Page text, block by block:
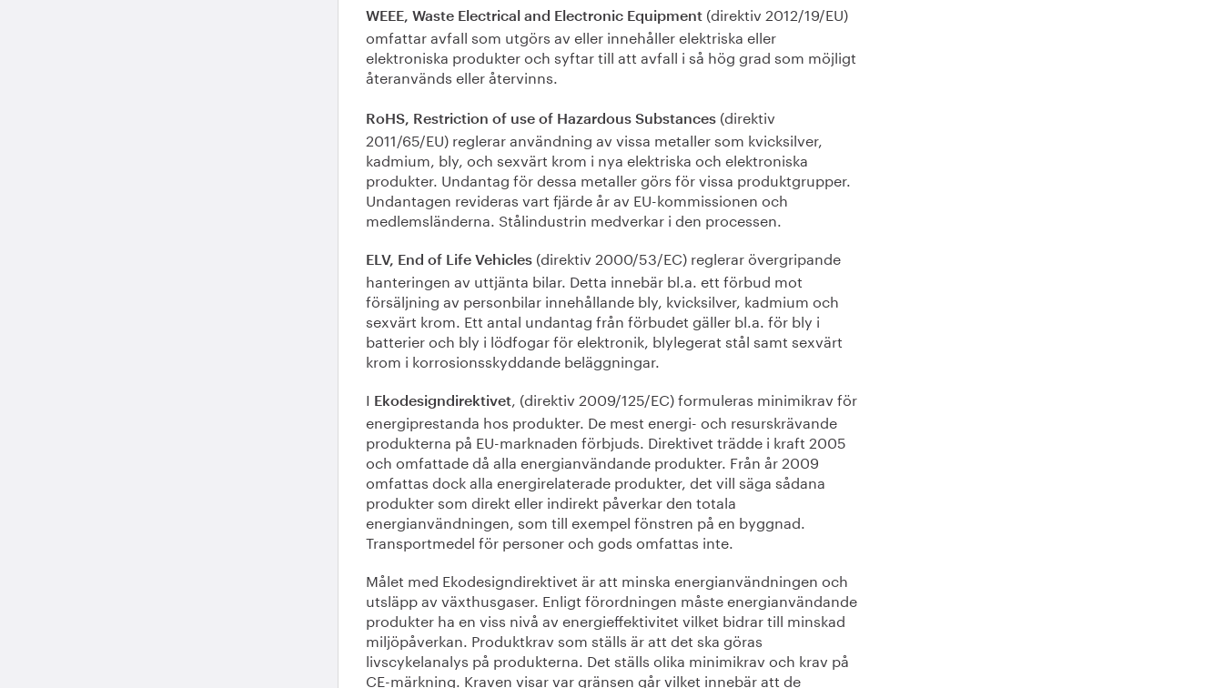
WEEE, Waste Electrical and Electronic Equipment (direktiv 2012/19/EU)
omfattar avfall som utgörs av eller innehåller elektriska eller
elektroniska produkter och syftar till att avfall i så hög grad som möjligt
återanvänds eller återvinns.
RoHS, Restriction of use of Hazardous Substances (direktiv
2011/65/EU) reglerar användning av vissa metaller som kvicksilver,
kadmium, bly, och sexvärt krom i nya elektriska och elektroniska
produkter. Undantag för dessa metaller görs för vissa produktgrupper.
Undantagen revideras vart fjärde år av EU-kommissionen och
medlemsländerna. Stålindustrin medverkar i den processen.
ELV, End of Life Vehicles (direktiv 2000/53/EC) reglerar övergripande
hanteringen av uttjänta bilar. Detta innebär bl.a. ett förbud mot
försäljning av personbilar innehållande bly, kvicksilver, kadmium och
sexvärt krom. Ett antal undantag från förbudet gäller bl.a. för bly i
batterier och bly i lödfogar för elektronik, blylegerat stål samt sexvärt
krom i korrosionsskyddande beläggningar.
I Ekodesigndirektivet
, (direktiv 2009/125/EC) formuleras minimikrav för
energiprestanda hos produkter. De mest energi- och resurskrävande
produkterna på EU-marknaden förbjuds. Direktivet trädde i kraft 2005
och omfattade då alla energianvändande produkter. Från år 2009
omfattas dock alla energirelaterade produkter, det vill säga sådana
produkter som direkt eller indirekt påverkar den totala
energianvändningen, som till exempel fönstren på en byggnad.
Transportmedel för personer och gods omfattas inte.
Målet med Ekodesigndirektivet är att minska energianvändningen och
utsläpp av växthusgaser. Enligt förordningen måste energianvändande
produkter ha en viss nivå av energieffektivitet vilket bidrar till minskad
miljöpåverkan. Produktkrav som ställs är att det ska göras
livscykelanalys på produkterna. Det ställs olika minimikrav och krav på
CE-märkning. Kraven visar var gränsen går vilket innebär att de